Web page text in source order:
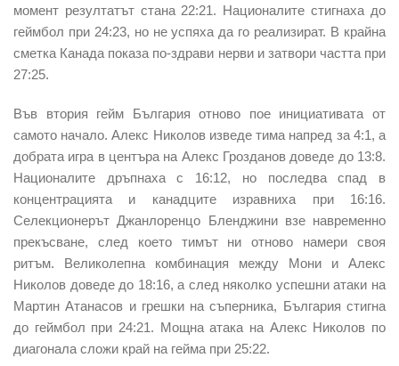
момент резултатът стана 22:21. Националите стигнаха до
геймбол при 24:23, но не успяха да го реализират. В крайна
сметка Канада показа по-здрави нерви и затвори частта при
27:25.
Във втория гейм България отново пое инициативата от
самото начало. Алекс Николов изведе тима напред за 4:1, а
добрата игра в центъра на Алекс Грозданов доведе до 13:8.
Националите дръпнаха с 16:12, но последва спад в
концентрацията и канадците изравниха при 16:16.
Селекционерът Джанлоренцо Бленджини взе навременно
прекъсване, след което тимът ни отново намери своя
ритъм. Великолепна комбинация между Мони и Алекс
Николов доведе до 18:16, а след няколко успешни атаки на
Мартин Атанасов и грешки на съперника, България стигна
до геймбол при 24:21. Мощна атака на Алекс Николов по
диагонала сложи край на гейма при 25:22.